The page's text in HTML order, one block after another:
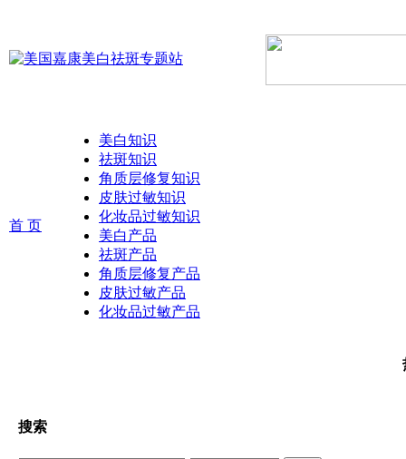
首 页
美白知识
祛斑知识
角质层修复知识
皮肤过敏知识
化妆品过敏知识
美白产品
祛斑产品
角质层修复产品
皮肤过敏产品
化妆品过敏产品
搜索